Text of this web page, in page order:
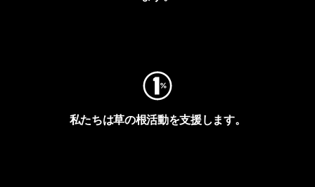
私たちは草の根活動を支援します。